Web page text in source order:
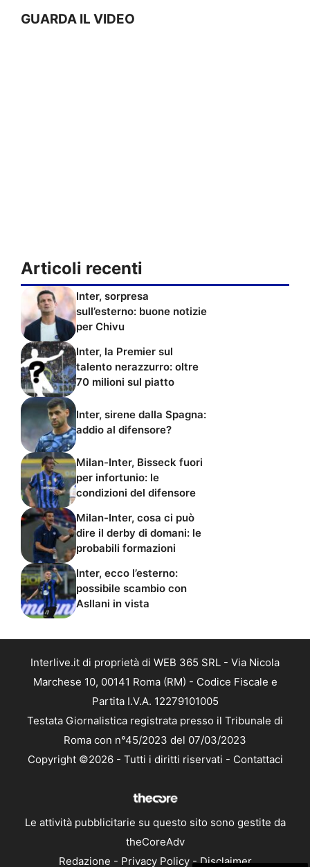
GUARDA IL VIDEO
Articoli recenti
Inter, sorpresa
sull’esterno: buone notizie
per Chivu
Inter, la Premier sul
talento nerazzurro: oltre
70 milioni sul piatto
Inter, sirene dalla Spagna:
addio al difensore?
Milan-Inter, Bisseck fuori
per infortunio: le
condizioni del difensore
Milan-Inter, cosa ci può
dire il derby di domani: le
probabili formazioni
Inter, ecco l’esterno:
possibile scambio con
Asllani in vista
Interlive.it di proprietà di WEB 365 SRL - Via Nicola
Marchese 10, 00141 Roma (RM) - Codice Fiscale e
Partita I.V.A. 12279101005
Testata Giornalistica registrata presso il Tribunale di
Roma con n°45/2023 del 07/03/2023
Copyright ©2026 - Tutti i diritti riservati - Contattaci
Le attività pubblicitarie su questo sito sono gestite da
theCoreAdv
Redazione - Privacy Policy-Disclaimer